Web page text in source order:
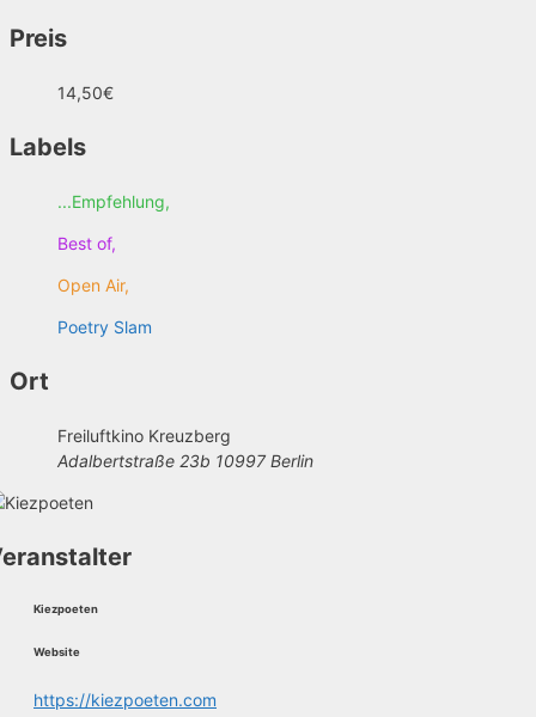
Preis
14,50€
Labels
...Empfehlung,
Best of,
Open Air,
Poetry Slam
Ort
Freiluftkino Kreuzberg
Adalbertstraße 23b 10997 Berlin
Kiezpoeten
Website
https://kiezpoeten.com